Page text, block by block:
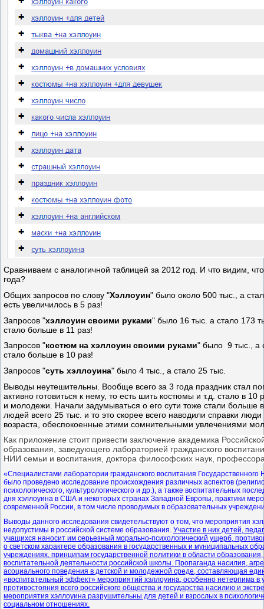
Сравниваем с аналогичной таблицей за 2012 год. И что видим,
года?
Общих запросов по слову "Хэллоуин" было около 500 тыс., а
есть увеличилось в 5 раз!
Запросов "хэллоуин своими руками" было 16 тыс. а стало 173
стало больше в 11 раз!
Запросов "костюм на хэллоуин своими руками" было 9 тыс., а
стало больше в 10 раз!
Запросов "суть хэллоуина" было 4 тыс., а стало 25 тыс.
Выводы неутешительны. Вообще всего за 3 года праздник стал
активно готовиться к нему, то есть шить костюмы и т.д. стало в 10
и молодежи. Начали задумываться о его сути тоже стали больше
людей всего 25 тыс. и то это скорее всего наводили справки
возраста, обеспокоенные этими сомнительными увлечениями
Как приложение стоит привести заключение академика
образования, заведующего лабораторией гражданского
НИИ семьи и воспитания, доктора философских наук,
«Специалистами лаборатории гражданского воспитания
было проведено исследование происхождения различных аспектов
психологического, культурологического и др.), а также воспитательных
дня хэллоуина в США и некоторых странах Западной Европы, практики
современной России, в том числе проводимых в образовательных
Выводы данного исследования свидетельствуют о том, что мероприятия
недопустимы в российской системе образования. Участие в них детей,
учащихся наносит им серьезный морально-психологический ущерб,
о светском характере образования в государственных и муниципальных
учреждениях, принципам государственной политики в области
воспитательной деятельности российской школы. Пропаганда насилия,
асоциального поведения в детской и молодежной среде, составляющая
«воспитательный эффект» мероприятий хэллоуина, особенно нетерпима в
противостояния всего российского общества и государства насилию и
мероприятия хэллоуина разрушительны для детей и взрослых в
социальном отношениях.